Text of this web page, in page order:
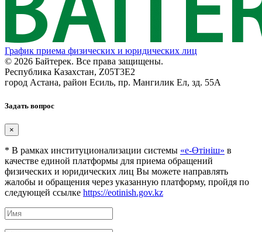
График приема физических и юридических лиц
© 2026 Байтерек. Все права защищены.
Республика Казахстан, Z05T3E2
город Астана, район Есиль, пр. Мангилик Ел, зд. 55А
Задать вопрос
×
* В рамках институционализации системы «е-Өтініш» в
качестве единой платформы для приема обращений
физических и юридических лиц Вы можете направлять
жалобы и обращения через указанную платформу, пройдя по
следующей ссылке https://eotinish.gov.kz